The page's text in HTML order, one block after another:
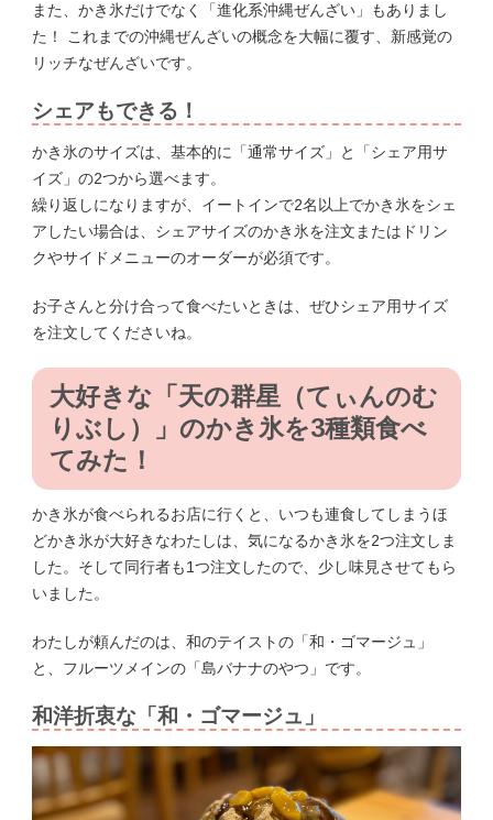
また、かき氷だけでなく「進化系沖縄ぜんざい」もありまし
た！ これまでの沖縄ぜんざいの概念を大幅に覆す、新感覚の
リッチなぜんざいです。
シェアもできる！
かき氷のサイズは、基本的に「通常サイズ」と「シェア用サ
イズ」の2つから選べます。
繰り返しになりますが、イートインで2名以上でかき氷をシェ
アしたい場合は、シェアサイズのかき氷を注文またはドリン
クやサイドメニューのオーダーが必須です。
お子さんと分け合って食べたいときは、ぜひシェア用サイズ
を注文してくださいね。
大好きな「天の群星 （てぃんのむ
りぶし）
」 のかき氷を3種類食べ
てみた！
かき氷が食べられるお店に行くと、いつも連食してしまうほ
どかき氷が大好きなわたしは、気になるかき氷を2つ注文しま
した。そして同行者も1つ注文したので、少し味見させてもら
いました。
わたしが頼んだのは、和のテイストの「和・ゴマージュ」
と、フルーツメインの「島バナナのやつ」です。
和洋折衷な「和・ゴマージュ」